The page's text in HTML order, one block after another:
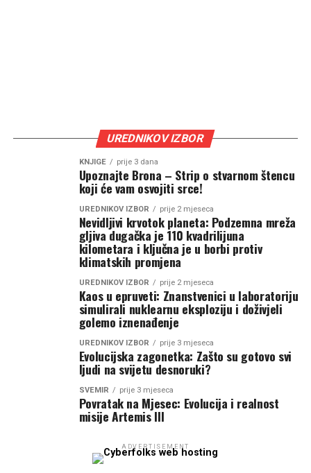
UREDNIKOV IZBOR
KNJIGE prije 3 dana
Upoznajte Brona – Strip o stvarnom štencu
koji će vam osvojiti srce!
UREDNIKOV IZBOR prije 2 mjeseca
Nevidljivi krvotok planeta: Podzemna mreža
gljiva dugačka je 110 kvadrilijuna
kilometara i ključna je u borbi protiv
klimatskih promjena
UREDNIKOV IZBOR prije 2 mjeseca
Kaos u epruveti: Znanstvenici u laboratoriju
simulirali nuklearnu eksploziju i doživjeli
golemo iznenađenje
UREDNIKOV IZBOR prije 3 mjeseca
Evolucijska zagonetka: Zašto su gotovo svi
ljudi na svijetu desnoruki?
SVEMIR prije 3 mjeseca
Povratak na Mjesec: Evolucija i realnost
misije Artemis III
ADVERTISEMENT